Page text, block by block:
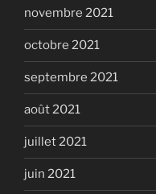
novembre 2021
octobre 2021
septembre 2021
août 2021
juillet 2021
juin 2021